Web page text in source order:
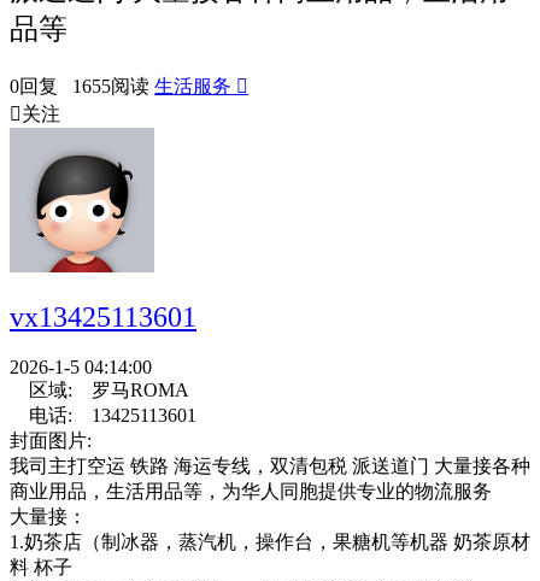
品等
0回复 1655阅读 生活服务 
关注
vx13425113601
2026-1-5 04:14:00
区域:
罗马ROMA
电话:
13425113601
封面图片:
我司主打空运 铁路 海运专线，双清包税 派送道门 大量接各种
商业用品，生活用品等，为华人同胞提供专业的物流服务
大量接：
1.奶茶店（制冰器，蒸汽机，操作台，果糖机等机器 奶茶原材
料 杯子